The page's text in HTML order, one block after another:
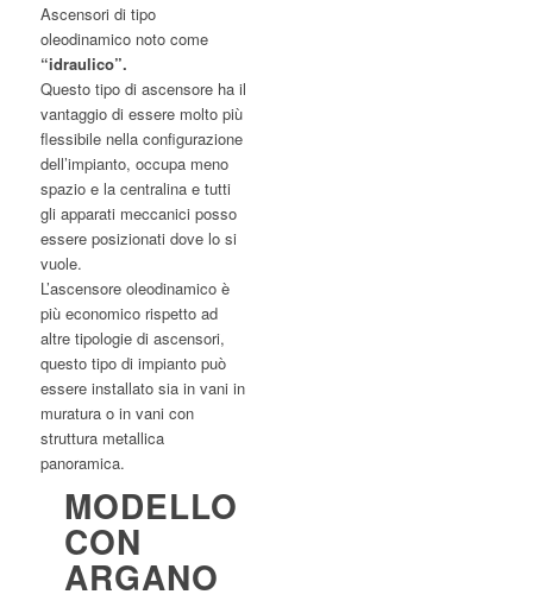
Ascensori di tipo
oleodinamico noto come
“idraulico”.
Questo tipo di ascensore ha il
vantaggio di essere molto più
flessibile nella configurazione
dell’impianto, occupa meno
spazio e la centralina e tutti
gli apparati meccanici posso
essere posizionati dove lo si
vuole.
L’ascensore oleodinamico è
più economico rispetto ad
altre tipologie di ascensori,
questo tipo di impianto può
essere installato sia in vani in
muratura o in vani con
struttura metallica
panoramica.
MODELLO
CON
ARGANO